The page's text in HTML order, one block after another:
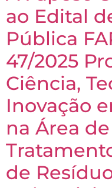
ao Edital
Pública
47/2025
Ciência,
Inovação
na Área
de